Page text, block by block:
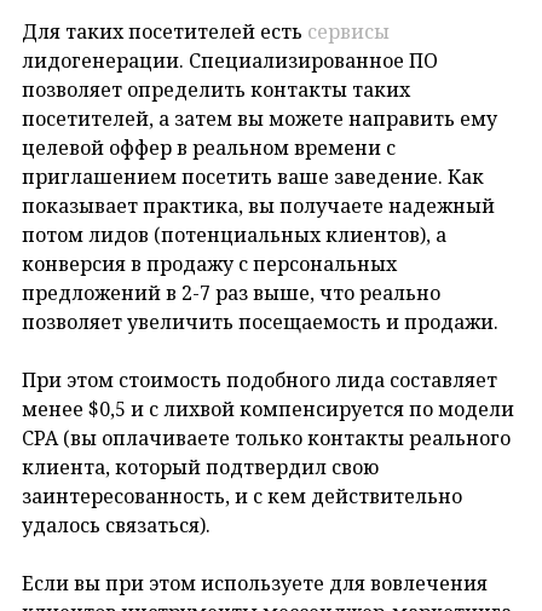
Для таких посетителей есть сервисы
лидогенерации. Специализированное ПО
позволяет определить контакты таких
посетителей, а затем вы можете направить ему
целевой оффер в реальном времени с
приглашением посетить ваше заведение. Как
показывает практика, вы получаете надежный
потом лидов (потенциальных клиентов), а
конверсия в продажу с персональных
предложений в 2-7 раз выше, что реально
позволяет увеличить посещаемость и продажи.
При этом стоимость подобного лида составляет
менее $0,5 и с лихвой компенсируется по модели
CPA (вы оплачиваете только контакты реального
клиента, который подтвердил свою
заинтересованность, и с кем действительно
удалось связаться).
Если вы при этом используете для вовлечения